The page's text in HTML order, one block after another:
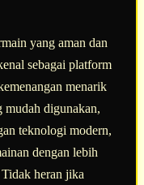
yang aman dan
sebagai platform
menarik
mudah digunakan,
teknologi modern,
dengan lebih
heran jika